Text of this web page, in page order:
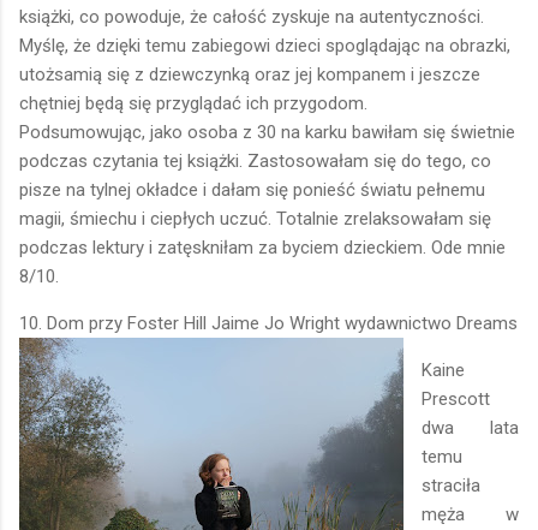
książki, co powoduje, że całość zyskuje na autentyczności.
Myślę, że dzięki temu zabiegowi dzieci spoglądając na obrazki,
utożsamią się z dziewczynką oraz jej kompanem i jeszcze
chętniej będą się przyglądać ich przygodom.
Podsumowując, jako osoba z 30 na karku bawiłam się świetnie
podczas czytania tej książki. Zastosowałam się do tego, co
pisze na tylnej okładce i dałam się ponieść światu pełnemu
magii, śmiechu i ciepłych uczuć. Totalnie zrelaksowałam się
podczas lektury i zatęskniłam za byciem dzieckiem. Ode mnie
8/10.
10. Dom przy Foster Hill Jaime Jo Wright wydawnictwo Dreams
Kaine
Prescott
dwa lata
temu
straciła
męża w